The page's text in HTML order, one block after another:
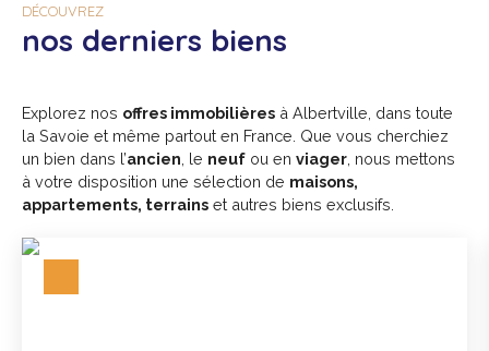
DÉCOUVREZ
nos derniers biens
Explorez nos offres immobilières à Albertville, dans toute
la Savoie et même partout en France. Que vous cherchiez
un bien dans l’ancien , le neuf ou en viager , nous mettons
à votre disposition une sélection de maisons,
appartements, terrains et autres biens exclusifs.